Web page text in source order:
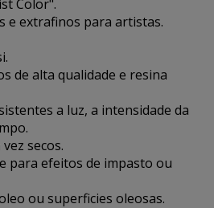
Color".
e extrafinos para artistas.
de alta qualidade e resina
a luz, a intensidade da
secos.
para efeitos de impasto ou
ou superficies oleosas.